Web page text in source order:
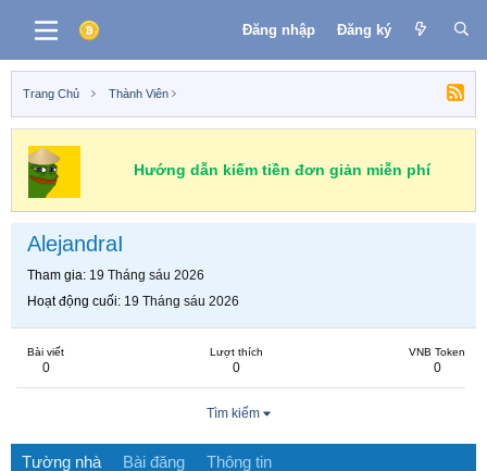
Đăng nhập Đăng ký
Trang Chủ Thành Viên
Hướng dẫn kiếm tiền đơn giản miễn phí
AlejandraI
Tham gia 19 Tháng sáu 2026
Hoạt động cuối 19 Tháng sáu 2026
Bài viết
0
Lượt thích
0
VNB Token
0
Tìm kiếm
Tường nhà Bài đăng Thông tin